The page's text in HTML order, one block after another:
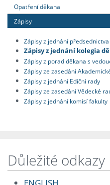
Opatření děkana
Zápisy
Zápisy z jednání
Zápisy z jednání kolegia
Zápisy z porad děkana s
Zápisy ze zasedání
Zápisy z jednání Ediční rady
Zápisy ze zasedání Vědecké
Zápisy z jednání komisí fakulty
Důležité odkazy
ENGLISH